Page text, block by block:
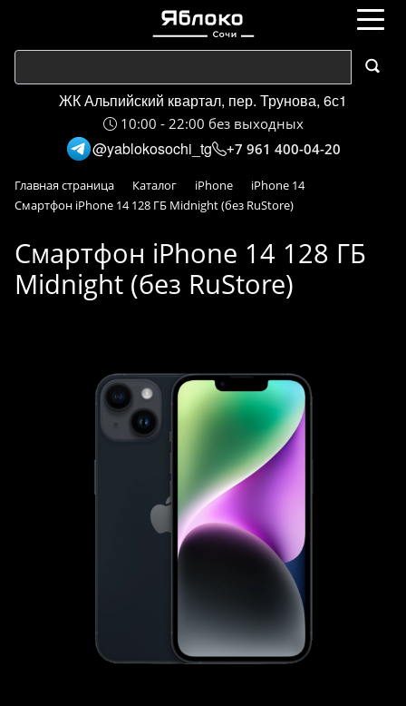
ЖК Альпийский квартал, пер. Трунова, 6с1
10:00 - 22:00 без выходных
@yablokosochi_tg +7 961 400-04-20
Главная страница Каталог iPhone
iPhone 14
Смартфон iPhone 14 128 ГБ Midnight (без RuStore)
Смартфон iPhone 14 128 ГБ
Midnight (без RuStore)